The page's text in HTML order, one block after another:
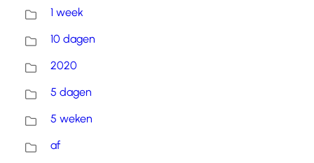
1 week
10 dagen
2020
5 dagen
5 weken
af